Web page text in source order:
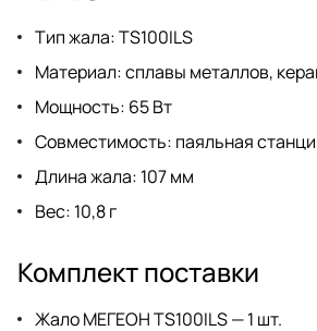
Тип жала: TS100ILS
Материал: сплавы металлов,
Мощность: 65 Вт
Совместимость: паяльная
Длина жала: 107 мм
Вес: 10,8 г
Комплект поставки
Жало МЕГЕОН TS100ILS — 1 шт.